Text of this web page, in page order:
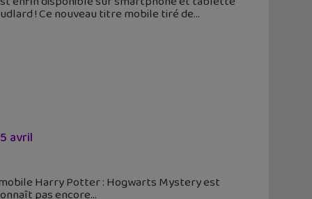
! Ce nouveau titre mobile tiré de
avril
Harry Potter : Hogwarts Mystery est
pas encore